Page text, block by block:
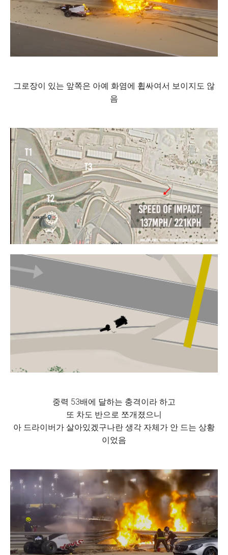
그로장이 있는 앞쪽은 아예 화염에 휩싸여서 보이지도 않
음
중력 53배에 달하는 충격이라 하고
또 차도 반으로 쪼개졌으니
아 드라이버가 살아있겠구나란 생각 자체가 안 드는 상황
이었음